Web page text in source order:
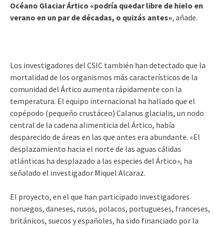
Océano Glaciar Ártico «podría quedar libre de hielo en
verano en un par de décadas, o quizás antes», añade.
Los investigadores del CSIC también han detectado que la
mortalidad de los organismos más característicos de la
comunidad del Ártico aumenta rápidamente con la
temperatura. El equipo internacional ha hallado que el
copépodo (pequeño crustáceo) Calanus glacialis, un nodo
central de la cadena alimenticia del Ártico, había
desparecido de áreas en las que antes era abundante. «El
desplazamiento hacia el norte de las aguas cálidas
atlánticas ha desplazado a las especies del Ártico», ha
señalado el investigador Miquel Alcaraz.
El proyecto, en el que han participado investigadores
noruegos, daneses, rusos, polacos, portugueses, franceses,
británicos, suecos y españoles, ha sido financiado por la